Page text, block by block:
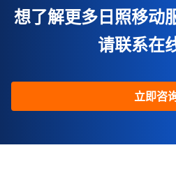
想了解更多日照移动
请联系在
立即咨